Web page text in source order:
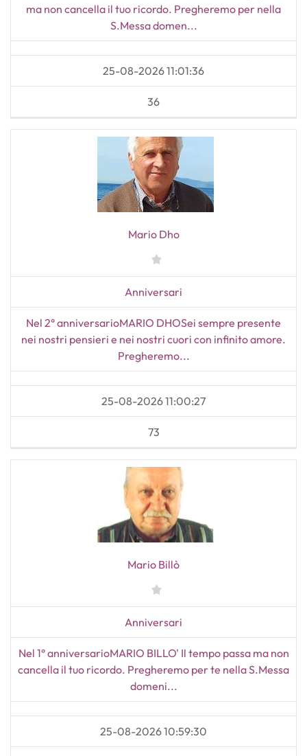
ma non cancella il tuo ricordo. Pregheremo per nella
S.Messa domen...
25-08-2026 11:01:36
36
Mario Dho
Anniversari
Nel 2° anniversarioMARIO DHOSei sempre presente
nei nostri pensieri e nei nostri cuori con infinito amore.
Pregheremo...
25-08-2026 11:00:27
73
Mario Billò
Anniversari
Nel 1° anniversarioMARIO BILLO' Il tempo passa ma non
cancella il tuo ricordo. Pregheremo per te nella S.Messa
domeni...
25-08-2026 10:59:30